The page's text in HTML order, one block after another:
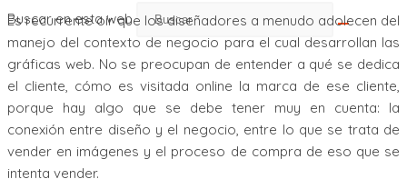
Buscar en esta web
Es recurrente oír que los diseñadores a menudo adolecen del
manejo del contexto de negocio para el cual desarrollan las
gráficas web. No se preocupan de entender a qué se dedica
el cliente, cómo es visitada online la marca de ese cliente,
porque hay algo que se debe tener muy en cuenta: la
conexión entre diseño y el negocio, entre lo que se trata de
vender en imágenes y el proceso de compra de eso que se
intenta vender.